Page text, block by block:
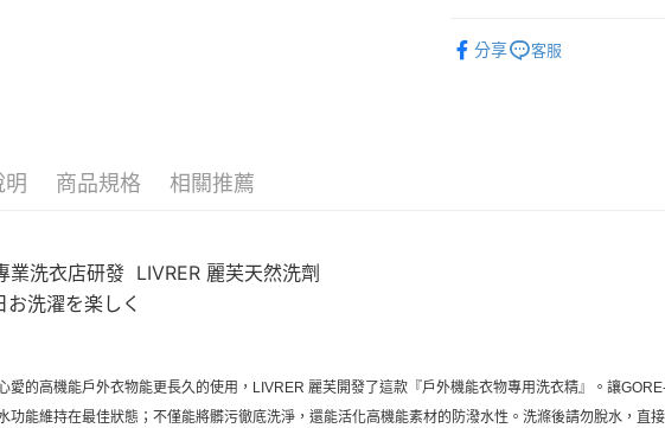
付款後全家取貨
分享
客服
明 商品規格 相關推薦
業洗衣店研發 LIVRER 麗芙天然洗劑
洗濯を楽しく
愛的高機能戶外衣物能更長久的使用，LIVRER 麗芙開發了這款『戶外機能衣物專用洗衣精』。讓
功能維持在最佳狀態；不僅能將髒污徹底洗淨，還能活化高機能素材的防潑水性。洗滌後請勿脫水，直